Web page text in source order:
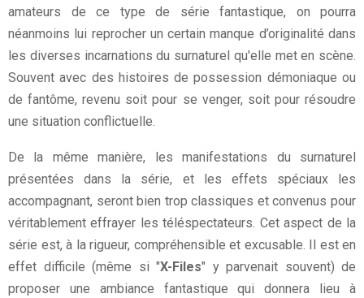
amateurs de ce type de série fantastique, on pourra
néanmoins lui reprocher un certain manque d’originalité dans
les diverses incarnations du surnaturel qu'elle met en scène.
Souvent avec des histoires de possession démoniaque ou
de fantôme, revenu soit pour se venger, soit pour résoudre
une situation conflictuelle.
De la même manière, les manifestations du surnaturel
présentées dans la série, et les effets spéciaux les
accompagnant, seront bien trop classiques et convenus pour
véritablement effrayer les téléspectateurs. Cet aspect de la
série est, à la rigueur, compréhensible et excusable. Il est en
effet difficile (même si "X-Files" y parvenait souvent) de
proposer une ambiance fantastique qui donnera lieu à